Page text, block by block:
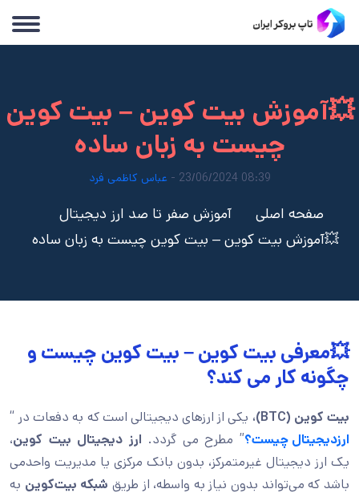
💥آموزش بیت کوین – بیت کوین
چیست به زبان ساده
08:39 23/06/2024 - عباس کاظمی فرد
صفحه اصلی
آموزش صفر تا صد ارز دیجیتال
💥آموزش بیت کوین – بیت کوین چیست به زبان ساده
💥معرفی بیت کوین – بیت کوین چیست و
چگونه کار می کند؟
بیت کوین (BTC)،
یکی از ارزهای دیجیتالی است که به دفعات در “
ارزدیجیتال چیست؟” مطرح می گردد. ارز دیجیتال بیت کوین،
یک ارز دیجیتال غیرمتمرکز، بدون بانک مرکزی یا مدیریت واحدمی
باشد که می‌تواند بدون نیاز به واسطه، از طریق شبکه بیت‌کوین به